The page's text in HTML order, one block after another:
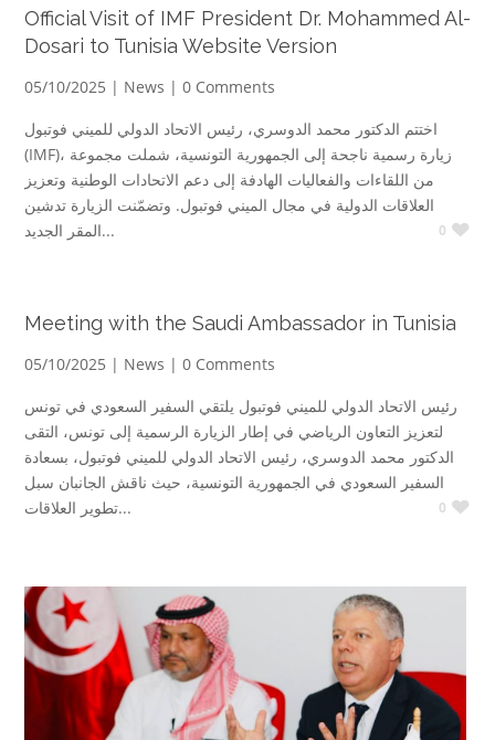
Official Visit of IMF President Dr. Mohammed Al-
Dosari to Tunisia Website Version
05/10/2025 | News | 0 Comments
اختتم الدكتور محمد الدوسري، رئيس الاتحاد الدولي للميني فوتبول
(IMF)، زيارة رسمية ناجحة إلى الجمهورية التونسية، شملت مجموعة
من اللقاءات والفعاليات الهادفة إلى دعم الاتحادات الوطنية وتعزيز
العلاقات الدولية في مجال الميني فوتبول. وتضمّنت الزيارة تدشين
المقر الجديد...
0
Meeting with the Saudi Ambassador in Tunisia
05/10/2025 | News | 0 Comments
رئيس الاتحاد الدولي للميني فوتبول يلتقي السفير السعودي في تونس
لتعزيز التعاون الرياضي في إطار الزيارة الرسمية إلى تونس، التقى
الدكتور محمد الدوسري، رئيس الاتحاد الدولي للميني فوتبول، بسعادة
السفير السعودي في الجمهورية التونسية، حيث ناقش الجانبان سبل
تطوير العلاقات...
0